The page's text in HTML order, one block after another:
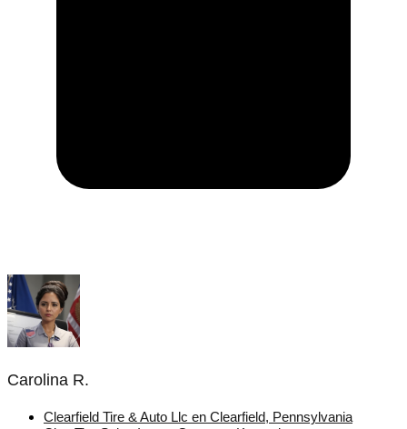
Carolina R.
Clearfield Tire & Auto Llc en Clearfield, Pennsylvania